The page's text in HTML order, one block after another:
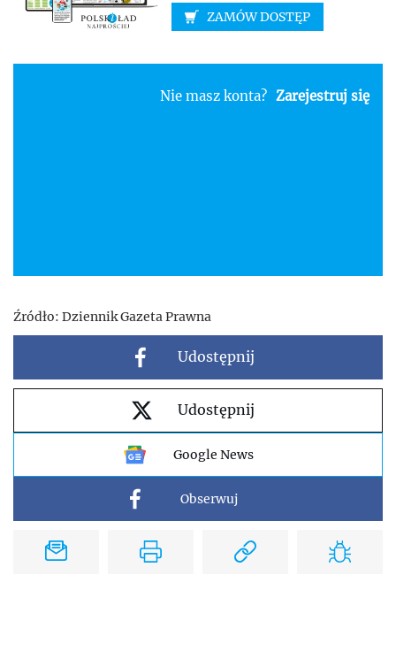
ZAMÓW DOSTĘP
Nie masz konta? Zarejestruj się
Źródło: Dziennik Gazeta Prawna
Udostępnij
Udostępnij
Google News
Obserwuj